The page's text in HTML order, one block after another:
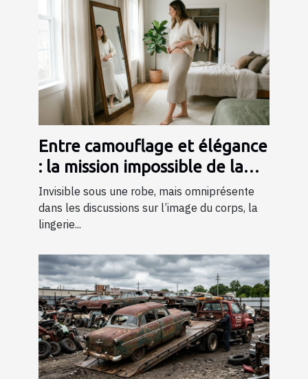
Entre camouflage et élégance
: la mission impossible de la
lingerie gainante ?
Invisible sous une robe, mais omniprésente
dans les discussions sur l’image du corps, la
lingerie...